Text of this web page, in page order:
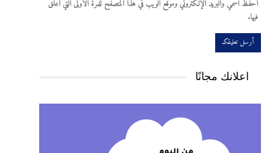
احفظ اسمي والبريد الإلكتروني وموقع الويب في هذا المتصفح للمرة الأولى التي أعلق
فيها.
اعلانك مجانًا